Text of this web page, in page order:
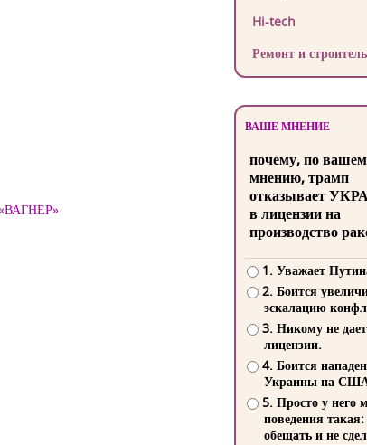
«ВАГНЕР»
Hi-tech
Ремонт и
ВАШЕ МНЕНИЕ
почему, по
мнению, трамп
отказывает
в лицензии на
производство
1. Уважает
2. Боится
эскалацию
3. Никому не
лицензии.
4. Боится
Украины на
5. Просто у него
поведения такая:
обещать и не